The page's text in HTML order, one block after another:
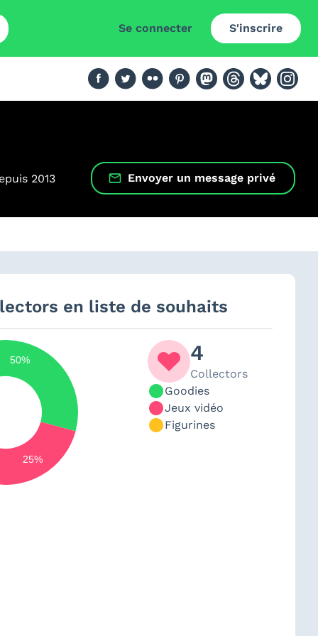
Se connecter S'inscrire
2013 Envoyer un message privé
en liste de souhaits
50%
25%
4
Collectors
Goodies
Jeux vidéo
Figurines